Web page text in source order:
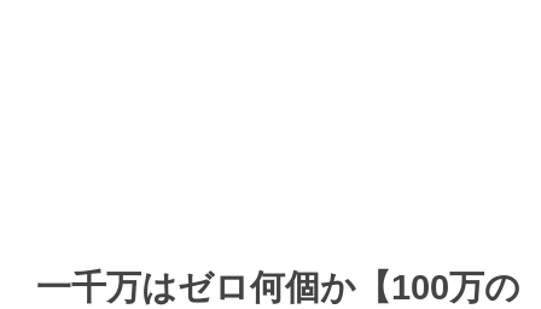
一千万はゼロ何個か【100万の